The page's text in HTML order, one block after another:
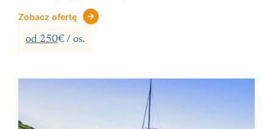
Zobacz ofertę
od 250€ / os.